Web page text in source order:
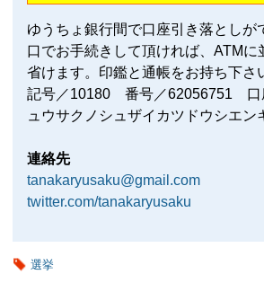
ゆうちょ銀行間で口座引き落としが
口でお手続きして頂ければ、ATMに
省けます。印鑑と通帳をお持ち下さ
記号／10180 番号／62056751 口
ュウサクノシュザイカツドウシエン
連絡先
tanakaryusaku@gmail.com
twitter.com/tanakaryusaku
選挙